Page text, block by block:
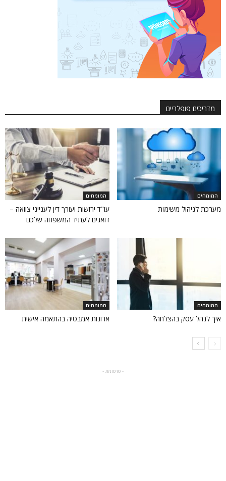
מדריכים פופלריים
המומחים
מערכת לניהול משימות
המומחים
עו"ד ירושות ועורך דין לענייני צוואה –
דואגים לעתיד המשפחה שלכם
המומחים
איך לנהל עסק בהצלחה?
המומחים
ארונות אמבטיה בהתאמה אישית
- פרסומת -